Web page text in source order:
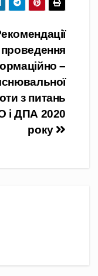
–
з питань
і ДПА 2020
року